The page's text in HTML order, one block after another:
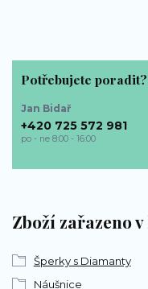
Zboží zařazeno
Šperky s Diamanty
Náušnice
Potřebujete poradit?
Jan Bidař
+420 725 572 981
po - ne 8:00 - 16:00